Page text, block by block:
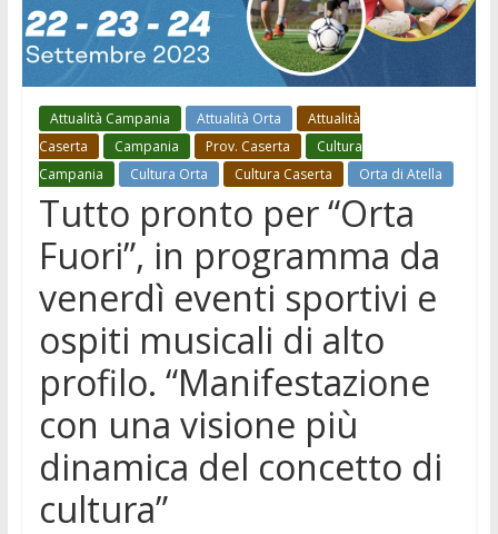
Attualità Campania Attualità Orta
Attualità
Caserta
Campania Prov. Caserta
Cultura
Campania
Cultura Orta Cultura Caserta Orta di Atella
Tutto pronto per “Orta
Fuori”, in programma da
venerdì eventi sportivi e
ospiti musicali di alto
profilo. “Manifestazione
con una visione più
dinamica del concetto di
cultura”